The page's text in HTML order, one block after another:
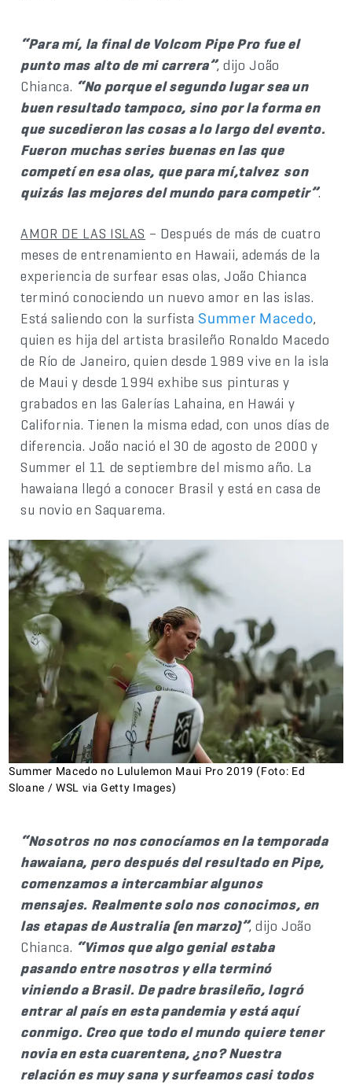
“Para mí, la final de Volcom Pipe Pro fue el
punto mas alto de mi carrera”, dijo João
Chianca. “No porque el segundo lugar sea un
buen resultado tampoco, sino por la forma en
que sucedieron las cosas a lo largo del evento.
Fueron muchas series buenas en las que
competí en esa olas, que para mí,talvez son
quizás las mejores del mundo para competir”.
AMOR DE LAS ISLAS – Después de más de cuatro
meses de entrenamiento en Hawaii, además de la
experiencia de surfear esas olas, João Chianca
terminó conociendo un nuevo amor en las islas.
Está saliendo con la surfistaSummer Macedo,
quien es hija del artista brasileño Ronaldo Macedo
de Río de Janeiro, quien desde 1989 vive en la isla
de Maui y desde 1994 exhibe sus pinturas y
grabados en las Galerías Lahaina, en Hawái y
California. Tienen la misma edad, con unos días de
diferencia. João nació el 30 de agosto de 2000 y
Summer el 11 de septiembre del mismo año. La
hawaiana llegó a conocer Brasil y está en casa de
su novio en Saquarema.
Summer Macedo no Lululemon Maui Pro 2019 (Foto: Ed
Sloane / WSL via Getty Images)
“Nosotros no nos conocíamos en la temporada
hawaiana, pero después del resultado en Pipe,
comenzamos a intercambiar algunos
mensajes. Realmente solo nos conocimos, en
las etapas de Australia (en marzo)”, dijo João
Chianca. “Vimos que algo genial estaba
pasando entre nosotros y ella terminó
viniendo a Brasil. De padre brasileño, logró
entrar al país en esta pandemia y está aquí
conmigo. Creo que todo el mundo quiere tener
novia en esta cuarentena, ¿no? Nuestra
relación es muy sana y surfeamos casi todos